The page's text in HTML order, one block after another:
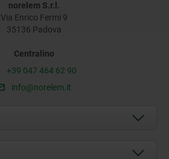
norelem S.r.l.
Via Enrico Fermi 9
35136 Padova
Centralino
+39 047 464 62 90
info@norelem.it